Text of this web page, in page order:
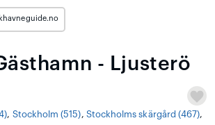
- Ljusterö
, Stockholm (515), Stockholms skärgård (467),